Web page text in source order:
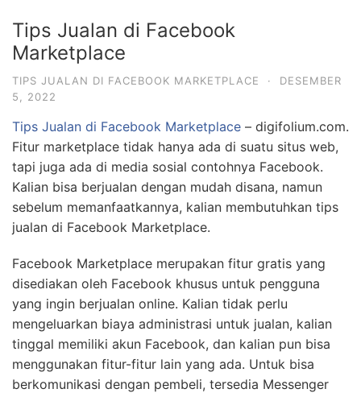
Tips Jualan di Facebook
Marketplace
TIPS JUALAN DI FACEBOOK MARKETPLACE ·
DESEMBER
5, 2022
Tips Jualan di Facebook Marketplace – digifolium.com.
Fitur marketplace tidak hanya ada di suatu situs web,
tapi juga ada di media sosial contohnya Facebook.
Kalian bisa berjualan dengan mudah disana, namun
sebelum memanfaatkannya, kalian membutuhkan tips
jualan di Facebook Marketplace.
Facebook Marketplace merupakan fitur gratis yang
disediakan oleh Facebook khusus untuk pengguna
yang ingin berjualan online. Kalian tidak perlu
mengeluarkan biaya administrasi untuk jualan, kalian
tinggal memiliki akun Facebook, dan kalian pun bisa
menggunakan fitur-fitur lain yang ada. Untuk bisa
berkomunikasi dengan pembeli, tersedia Messenger